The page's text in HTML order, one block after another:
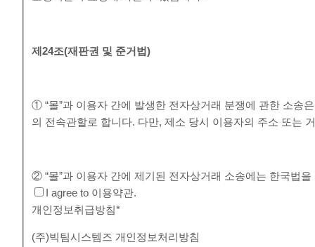
제24조(재판권 및 준거법)
① “몰”과 이용자 간에 발생한 전자상거래 분쟁에 관한 소송
의 전속관할로 합니다. 다만, 제소 당시 이용자의 주소 또는
② “몰”과 이용자 간에 제기된 전자상거래 소송에는 한국법을
I agree to 이용약관.
개인정보취급방침*
(주)빅팀시스템즈 개인정보처리방침